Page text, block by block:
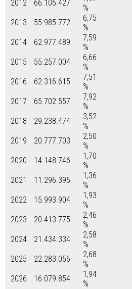
2012
66.105.427
%
2013
55.985.772
6,75
%
2014
62.977.489
7,59
%
2015
55.257.004
6,66
%
2016
62.316.615
7,51
%
2017
65.702.557
7,92
%
2018
29.238.474
3,52
%
2019
20.777.703
2,50
%
2020
14.148.746
1,70
%
2021
11.296.395
1,36
%
2022
15.993.904
1,93
%
2023
20.413.775
2,46
%
2024
21.434.334
2,58
%
2025
22.283.056
2,68
%
2026
16.079.854
1,94
%